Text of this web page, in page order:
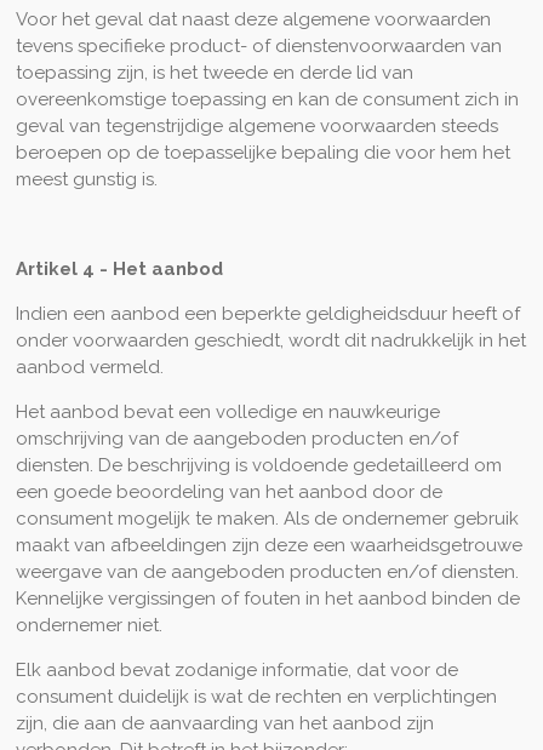
Voor het geval dat naast deze algemene voorwaarden
tevens specifieke product- of dienstenvoorwaarden van
toepassing zijn, is het tweede en derde lid van
overeenkomstige toepassing en kan de consument zich in
geval van tegenstrijdige algemene voorwaarden steeds
beroepen op de toepasselijke bepaling die voor hem het
meest gunstig is.
Artikel 4 - Het aanbod
Indien een aanbod een beperkte geldigheidsduur heeft of
onder voorwaarden geschiedt, wordt dit nadrukkelijk in het
aanbod vermeld.
Het aanbod bevat een volledige en nauwkeurige
omschrijving van de aangeboden producten en/of
diensten. De beschrijving is voldoende gedetailleerd om
een goede beoordeling van het aanbod door de
consument mogelijk te maken. Als de ondernemer gebruik
maakt van afbeeldingen zijn deze een waarheidsgetrouwe
weergave van de aangeboden producten en/of diensten.
Kennelijke vergissingen of fouten in het aanbod binden de
ondernemer niet.
Elk aanbod bevat zodanige informatie, dat voor de
consument duidelijk is wat de rechten en verplichtingen
zijn, die aan de aanvaarding van het aanbod zijn